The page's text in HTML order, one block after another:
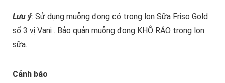
Lưu ý: Sử dụng muỗng đong có trong lon Sữa Friso Gold
số 3 vị Vani. Bảo quản muỗng đong KHÔ RÁO trong lon
sữa.
Cảnh báo